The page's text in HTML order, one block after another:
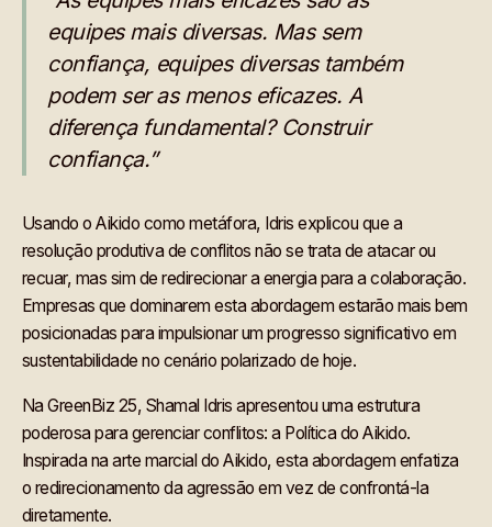
equipes mais diversas. Mas sem
confiança, equipes diversas também
podem ser as menos eficazes. A
diferença fundamental? Construir
confiança.”
Usando o Aikido como metáfora, Idris explicou que a
resolução produtiva de conflitos não se trata de atacar ou
recuar, mas sim de redirecionar a energia para a colaboração.
Empresas que dominarem esta abordagem estarão mais bem
posicionadas para impulsionar um progresso significativo em
sustentabilidade no cenário polarizado de hoje.
Na GreenBiz 25, Shamal Idris apresentou uma estrutura
poderosa para gerenciar conflitos: a Política do Aikido.
Inspirada na arte marcial do Aikido, esta abordagem enfatiza
o redirecionamento da agressão em vez de confrontá-la
diretamente.